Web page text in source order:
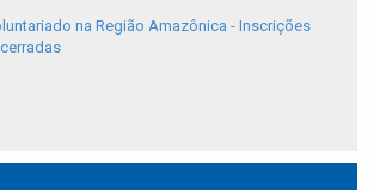
na Região Amazônica - Inscrições